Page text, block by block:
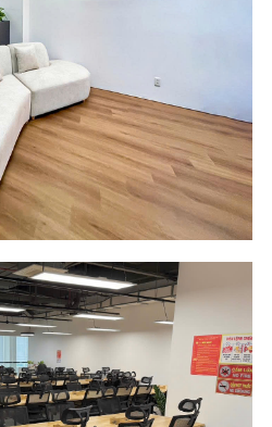
Industry
Software
Engineering
Area
510 m2
Industry